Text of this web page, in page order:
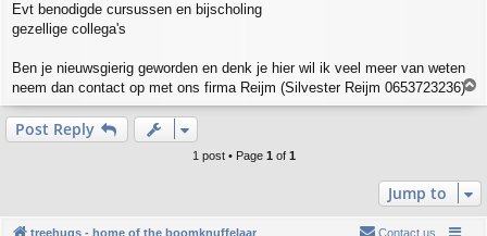
Evt benodigde cursussen en bijscholing
gezellige collega's
Ben je nieuwsgierig geworden en denk je hier wil ik veel meer van weten
neem dan contact op met ons firma Reijm (Silvester Reijm 0653723236)
o
Post Reply
1 post • Page 1 of 1
Jump to
treehugs - home of the boomknuffelaar Contact us